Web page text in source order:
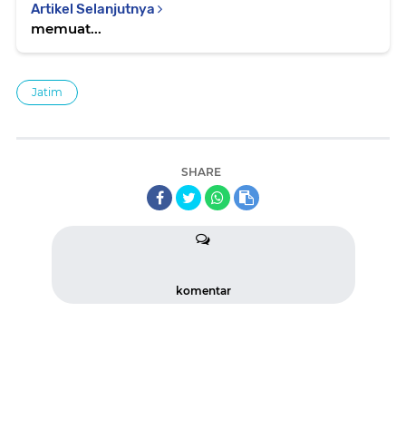
Artikel Selanjutnya
memuat...
Jatim
SHARE
komentar